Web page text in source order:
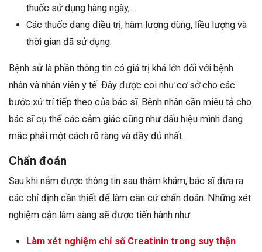
thuốc sử dụng hàng ngày,…
Các thuốc đang điều trị, hàm lượng dùng, liều lượng và
thời gian đã sử dụng.
Bệnh sử là phần thông tin có giá trị khá lớn đối với bệnh
nhân và nhân viên y tế. Đây được coi như cơ sở cho các
bước xử trí tiếp theo của bác sĩ. Bệnh nhân cần miêu tả cho
bác sĩ cụ thể các cảm giác cũng như dấu hiệu mình đang
mắc phải một cách rõ ràng và đầy đủ nhất.
Chẩn đoán
Sau khi nắm được thông tin sau thăm khám, bác sĩ đưa ra
các chỉ định cần thiết để làm căn cứ chẩn đoán. Những xét
nghiệm cận lâm sàng sẽ được tiến hành như:
Làm xét nghiệm chỉ số Creatinin trong suy thận